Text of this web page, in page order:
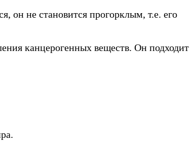
он не становится прогорклым, т.е. его
канцерогенных веществ. Он подходит